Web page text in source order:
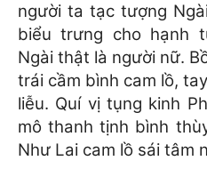
người ta tạc tượng
biểu trưng cho hạnh
Ngài thật là người nữ.
trái cầm bình cam lồ,
liễu. Quí vị tụng kinh
mô thanh tịnh bình
Như Lai cam lồ sái tâm